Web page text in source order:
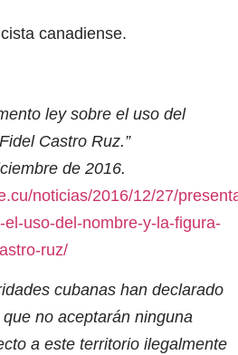
canadiense.
ley sobre el uso del
Castro Ruz.”
de 2016.
noticias/2016/12/27/
uso-del-nombre-y-la-figura-
ruz/
cubanas han declarado
no aceptarán ninguna
a este territorio ilegalmente